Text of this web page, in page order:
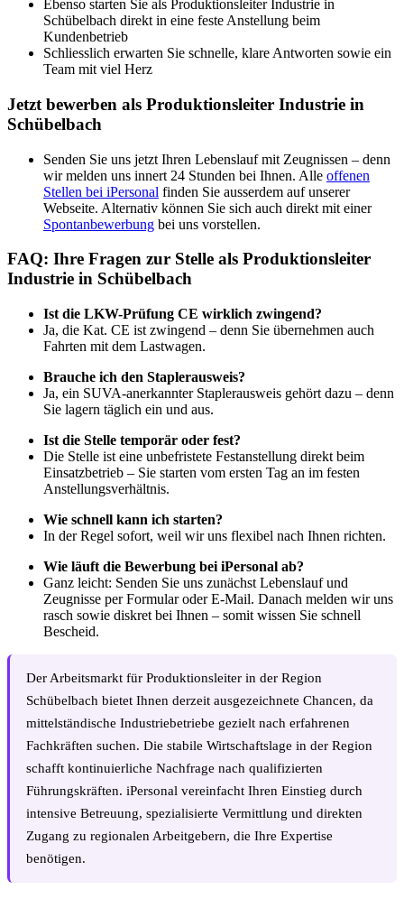
Ebenso starten Sie als Produktionsleiter Industrie in
Schübelbach direkt in eine feste Anstellung beim
Kundenbetrieb
Schliesslich erwarten Sie schnelle, klare Antworten sowie ein
Team mit viel Herz
Jetzt bewerben als Produktionsleiter Industrie in
Schübelbach
Senden Sie uns jetzt Ihren Lebenslauf mit Zeugnissen – denn
wir melden uns innert 24 Stunden bei Ihnen. Alle offenen
Stellen bei iPersonal finden Sie ausserdem auf unserer
Webseite. Alternativ können Sie sich auch direkt mit einer
Spontanbewerbung bei uns vorstellen.
FAQ: Ihre Fragen zur Stelle als Produktionsleiter
Industrie in Schübelbach
Ist die LKW-Prüfung CE wirklich zwingend?
Ja, die Kat. CE ist zwingend – denn Sie übernehmen auch
Fahrten mit dem Lastwagen.
Brauche ich den Staplerausweis?
Ja, ein SUVA-anerkannter Staplerausweis gehört dazu – denn
Sie lagern täglich ein und aus.
Ist die Stelle temporär oder fest?
Die Stelle ist eine unbefristete Festanstellung direkt beim
Einsatzbetrieb – Sie starten vom ersten Tag an im festen
Anstellungsverhältnis.
Wie schnell kann ich starten?
In der Regel sofort, weil wir uns flexibel nach Ihnen richten.
Wie läuft die Bewerbung bei iPersonal ab?
Ganz leicht: Senden Sie uns zunächst Lebenslauf und
Zeugnisse per Formular oder E-Mail. Danach melden wir uns
rasch sowie diskret bei Ihnen – somit wissen Sie schnell
Bescheid.
Der Arbeitsmarkt für Produktionsleiter in der Region
Schübelbach bietet Ihnen derzeit ausgezeichnete Chancen, da
mittelständische Industriebetriebe gezielt nach erfahrenen
Fachkräften suchen. Die stabile Wirtschaftslage in der Region
schafft kontinuierliche Nachfrage nach qualifizierten
Führungskräften. iPersonal vereinfacht Ihren Einstieg durch
intensive Betreuung, spezialisierte Vermittlung und direkten
Zugang zu regionalen Arbeitgebern, die Ihre Expertise
benötigen.